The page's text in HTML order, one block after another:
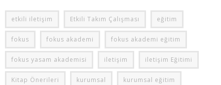
etkili iletişim Etkili Takım Çalışması eğitim
fokus fokus akademi fokus akademi eğitim
fokus yasam akademisi iletişim iletişim Eğitimi
Kitap Önerileri kurumsal kurumsal eğitim